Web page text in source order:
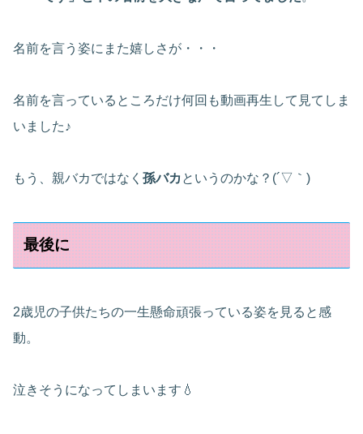
名前を言う姿にまた嬉しさが・・・
名前を言っているところだけ何回も動画再生して見てしま
いました♪
もう、親バカではなく 孫バカ というのかな？(´▽｀)
最後に
2歳児の子供たちの一生懸命頑張っている姿を見ると感
動。
泣きそうになってしまいます💧